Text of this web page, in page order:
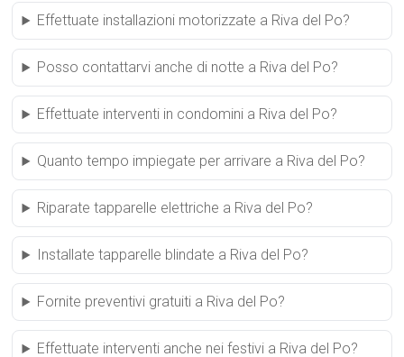
Effettuate installazioni motorizzate a Riva del Po?
Posso contattarvi anche di notte a Riva del Po?
Effettuate interventi in condomini a Riva del Po?
Quanto tempo impiegate per arrivare a Riva del Po?
Riparate tapparelle elettriche a Riva del Po?
Installate tapparelle blindate a Riva del Po?
Fornite preventivi gratuiti a Riva del Po?
Effettuate interventi anche nei festivi a Riva del Po?